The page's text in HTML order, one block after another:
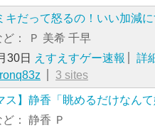
キだって怒るの！いい加減に
： Ｐ 美希 千早
30日
えすえすゲー速報
詳
3 sites
ス】静香「眺めるだけなんて
： 静香 Ｐ